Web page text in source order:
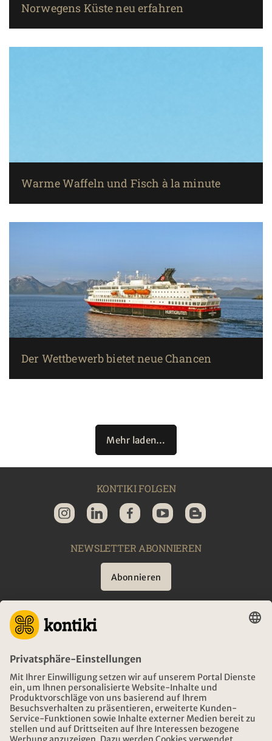
Norwegens Küste neu erfahren
Warme Waffeln und Fisch à la minute
Der Wettbewerb bietet neue Chancen
Mehr laden…
KONTIKI FOLGEN
NEWSLETTER ABONNIEREN
Abonnieren
BERATUNG
NOTFALL AUF REISEN
ÖFFNUNGSZEITEN KONTIKI REISEN
DOWNLOAD UND LINKS
ADRESSE